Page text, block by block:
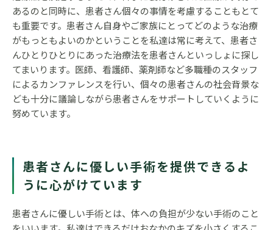
あるのと同時に、患者さん個々の事情を考慮することもとて
も重要です。患者さん自身やご家族にとってどのような治療
がもっともよいのかということを私達は常に考えて、患者さ
んひとりひとりにあった治療法を患者さんといっしょに探し
てまいります。医師、看護師、薬剤師など多職種のスタッフ
によるカンファレンスを行い、個々の患者さんの社会背景な
ども十分に議論しながら患者さんをサポートしていくように
努めています。
患者さんに優しい手術を提供できるよ
うに心がけています
患者さんに優しい手術とは、体への負担が少ない手術のこと